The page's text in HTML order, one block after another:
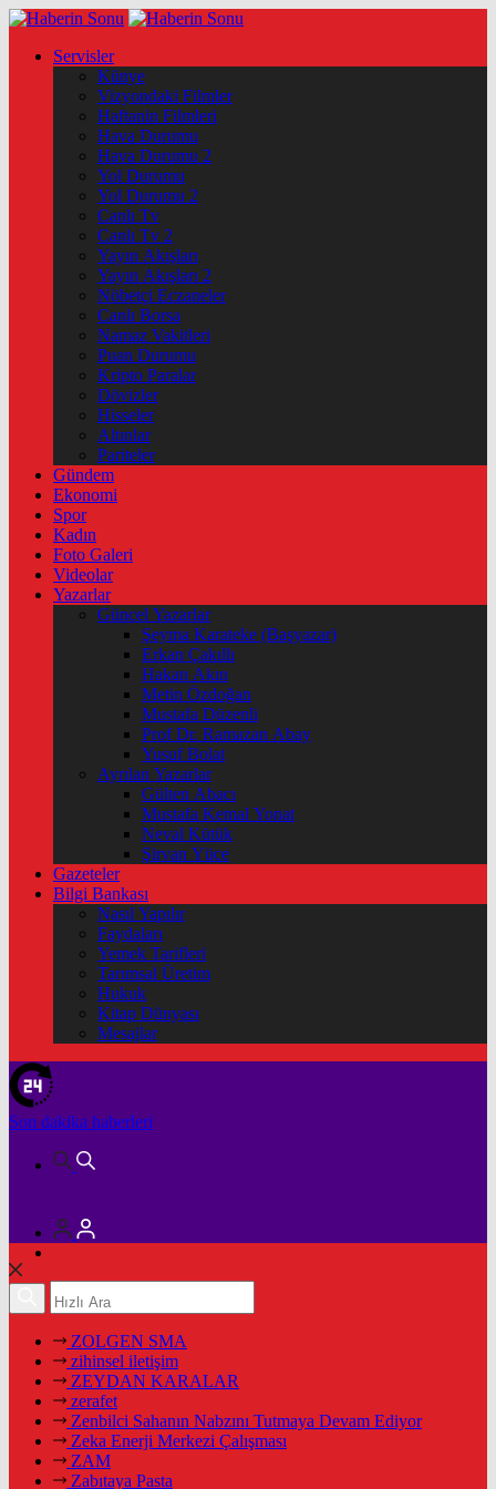
Servisler
Künye
Vizyondaki Filmler
Haftanin Filmleri
Hava Durumu
Hava Durumu 2
Yol Durumu
Yol Durumu 2
Canlı Tv
Canlı Tv 2
Yayın Akışları
Yayın Akışları 2
Nöbetçi Eczaneler
Canlı Borsa
Namaz Vakitleri
Puan Durumu
Kripto Paralar
Dövizler
Hisseler
Altınlar
Pariteler
Gündem
Ekonomi
Spor
Kadın
Foto Galeri
Videolar
Yazarlar
Güncel Yazarlar
Şeyma Karateke (Başyazar)
Erkan Çakıllı
Hakan Akın
Metin Özdoğan
Mustafa Düzenli
Prof Dr. Ramazan Abay
Yusuf Bolat
Ayrılan Yazarlar
Gülten Abacı
Mustafa Kemal Yonat
Neval Kütük
Şirvan Yüce
Gazeteler
Bilgi Bankası
Nasıl Yapılır
Faydaları
Yemek Tarifleri
Tarımsal Üretim
Hukuk
Kitap Dünyası
Mesajlar
Son dakika haberleri
ZOLGEN SMA
zihinsel iletişim
ZEYDAN KARALAR
zerafet
Zenbilci Sahanın Nabzını Tutmaya Devam Ediyor
Zeka Enerji Merkezi Çalışması
ZAM
Zabıtaya Pasta